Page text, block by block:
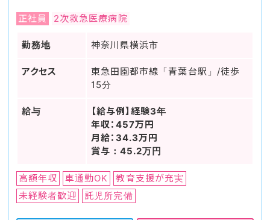
正社員 2次救急医療病院
勤務地 神奈川県横浜市
アクセス
東急田園都市線「青葉台駅」/徒歩
15分
給与
【給与例】経験3年
年収：457万円
月給：34.3万円
賞与：45.2万円
高額年収 車通勤OK
教育支援が充実
未経験者歓迎
託児所完備